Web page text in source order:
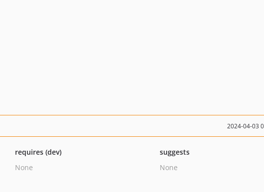
2024-04-03
requires (dev)
None
suggests
None